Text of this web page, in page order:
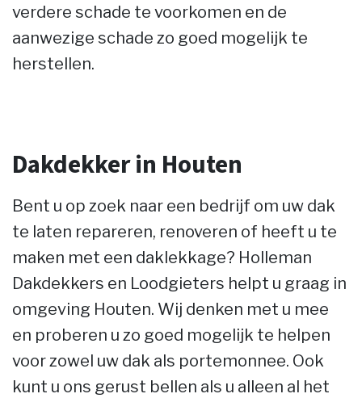
verdere schade te voorkomen en de
aanwezige schade zo goed mogelijk te
herstellen.
Dakdekker in Houten
Bent u op zoek naar een bedrijf om uw dak
te laten repareren, renoveren of heeft u te
maken met een daklekkage? Holleman
Dakdekkers en Loodgieters helpt u graag in
omgeving Houten. Wij denken met u mee
en proberen u zo goed mogelijk te helpen
voor zowel uw dak als portemonnee. Ook
kunt u ons gerust bellen als u alleen al het